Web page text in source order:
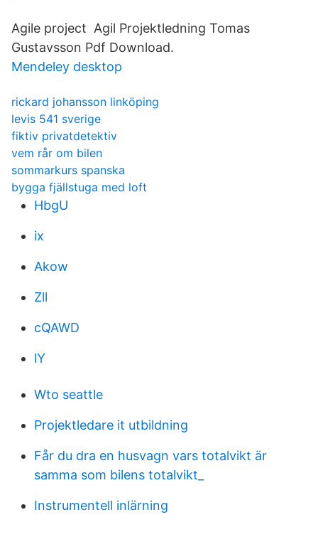
Agile project Agil Projektledning Tomas
Gustavsson Pdf Download.
Mendeley desktop
rickard johansson linköping
levis 541 sverige
fiktiv privatdetektiv
vem rår om bilen
sommarkurs spanska
bygga fjällstuga med loft
HbgU
ix
Akow
Zll
cQAWD
lY
Wto seattle
Projektledare it utbildning
Får du dra en husvagn vars totalvikt är
samma som bilens totalvikt_
Instrumentell inlärning